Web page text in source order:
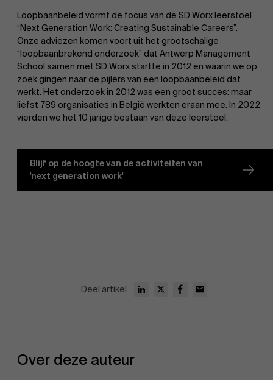
Onderzoek
Duurzaamheid op AMS
Partners
Loopbaanbeleid vormt de focus van de SD Worx leerstoel
“Next Generation Work: Creating Sustainable Careers”.
Onze adviezen komen voort uit het grootschalige
“loopbaanbrekend onderzoek” dat Antwerp Management
School samen met SD Worx startte in 2012 en waarin we op
zoek gingen naar de pijlers van een loopbaanbeleid dat
werkt. Het onderzoek in 2012 was een groot succes: maar
liefst 789 organisaties in België werkten eraan mee. In 2022
vierden we het 10 jarige bestaan van deze leerstoel.
Blijf op de hoogte van de activiteiten van
'next generation work'
Deel artikel
Over deze auteur